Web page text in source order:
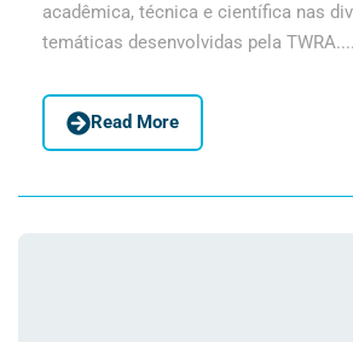
acadêmica, técnica e científica nas
temáticas desenvolvidas pela TWRA....
Read More